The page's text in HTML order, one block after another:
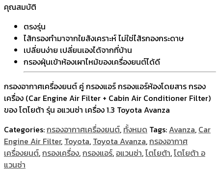
คุณสมบัติ
ตรงรุ่น
ไส้กรองทำมาจากใยสังเคราะห์ ไม่ใช่ไส้รกองกระดาษ
เปลี่ยนง่าย เปลี่ยนเองได้จากที่บ้าน
กรองฝุ่นเข้าห้องเผาไหม้ของเครื่องยนต์ได้ดี
กรองอากาศเครื่องยนต์ คู่ กรองแอร์ กรองแอร์ห้องโดยสาร กรอง
เครื่อง (Car Engine Air Filter + Cabin Air Conditioner Filter)
ของ โตโยต้า รุ่น อแวนซ่า เครื่อง 1.3 Toyota Avanza
Categories:กรองอากาศเครื่องยนต์, ทั้งหมด Tags: Avanza, Car
Engine Air Filter, Toyota, Toyota Avanza,กรองอากาศ
เครื่องยนต์,กรองเครื่อง,กรองแอร์, อแวนซ่า,โตโยต้า,โตโยต้า อ
แวนซ่า